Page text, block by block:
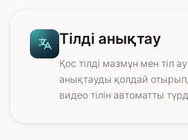
Тілді анықтау
Қос тілді мазмұн мен тіл
анықтауды қолдай
видео тілін автоматты